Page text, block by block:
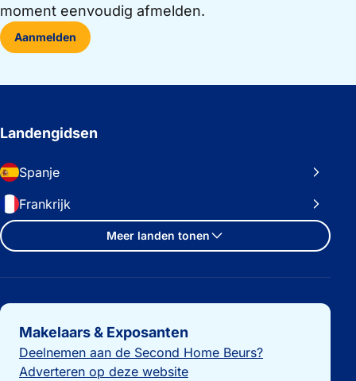
moment eenvoudig afmelden.
Aanmelden
Landengidsen
Spanje
Frankrijk
Meer landen tonen
Belangrijke links
Makelaars & Exposanten
Deelnemen aan de Second Home Beurs?
Adverteren op deze website